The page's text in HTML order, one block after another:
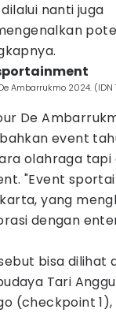
nanti juga
Ambarrukmo 2024.
De
event
olahraga tapi
"Event
yang
dengan
bisa dilihat
Tari
(checkpoint